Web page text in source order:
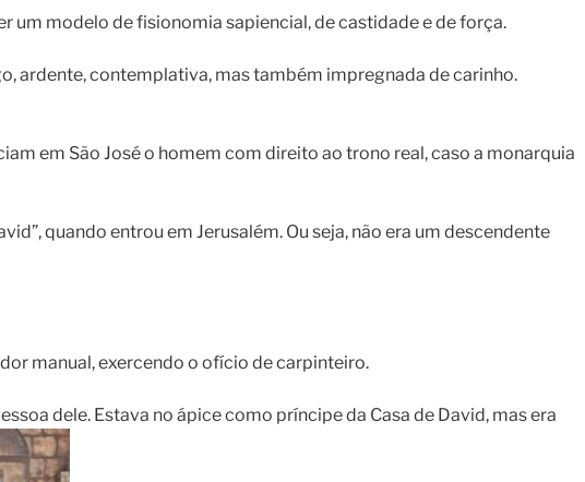
um modelo de fisionomia sapiencial, de castidade e de força.
ardente, contemplativa, mas também impregnada de carinho.
em São José o homem com direito ao trono real, caso a monarquia
quando entrou em Jerusalém. Ou seja, não era um descendente
manual, exercendo o ofício de carpinteiro.
dele. Estava no ápice como príncipe da Casa de David, mas era